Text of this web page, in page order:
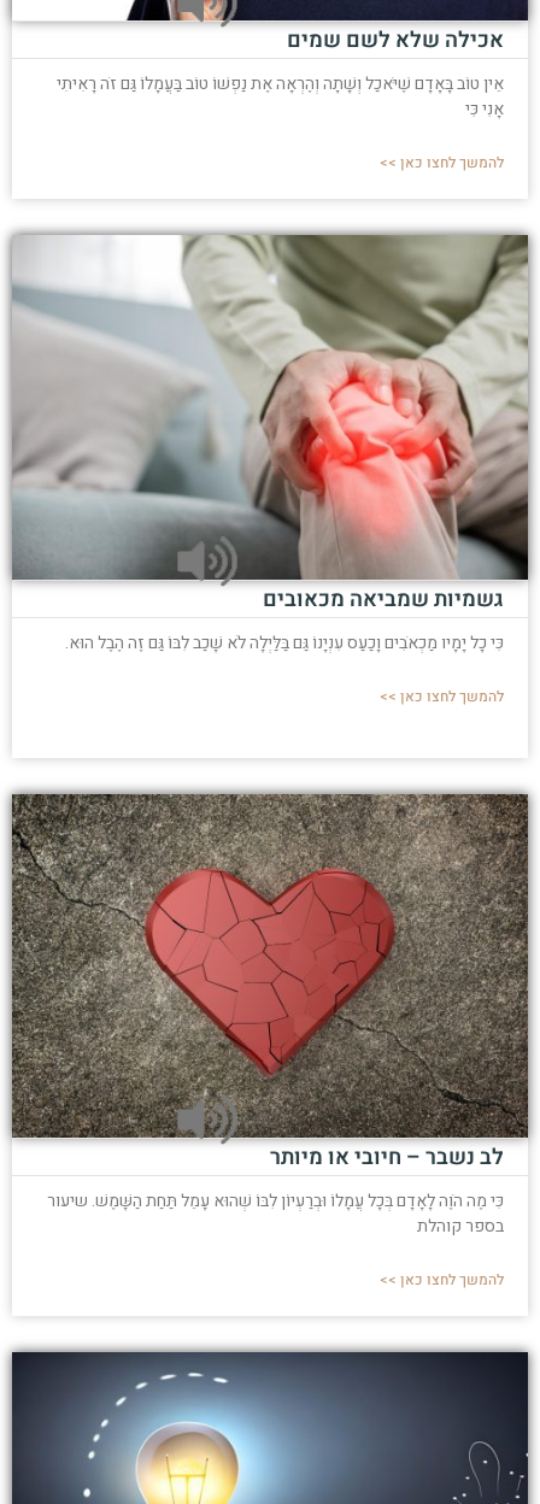
אכילה שלא לשם שמים
אֵין טוֹב בָּאָדָם שֶׁיֹּאכַל וְשָׁתָה וְהֶרְאָה אֶת נַפְשׁוֹ טוֹב בַּעֲמָלוֹ גַּם זֹה רָאִיתִי
אָנִי כִּי
להמשך לחצו כאן >>
גשמיות שמביאה מכאובים
כִּי כָל יָמָיו מַכְאֹבִים וָכַעַס עִנְיָנוֹ גַּם בַּלַּיְלָה לֹא שָׁכַב לִבּוֹ גַּם זֶה הֶבֶל הוּא.
להמשך לחצו כאן >>
לב נשבר – חיובי או מיותר
כִּי מֶה הֹוֶה לָאָדָם בְּכָל עֲמָלוֹ וּבְרַעְיוֹן לִבּוֹ שְׁהוּא עָמֵל תַּחַת הַשָּׁמֶשׁ. שיעור
בספר קוהלת
להמשך לחצו כאן >>